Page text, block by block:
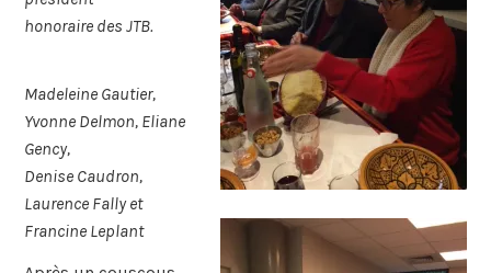
honoraire des JTB.
Madeleine Gautier,
Yvonne Delmon, Eliane
Gency,
Denise Caudron,
Laurence Fally et
Francine Leplant